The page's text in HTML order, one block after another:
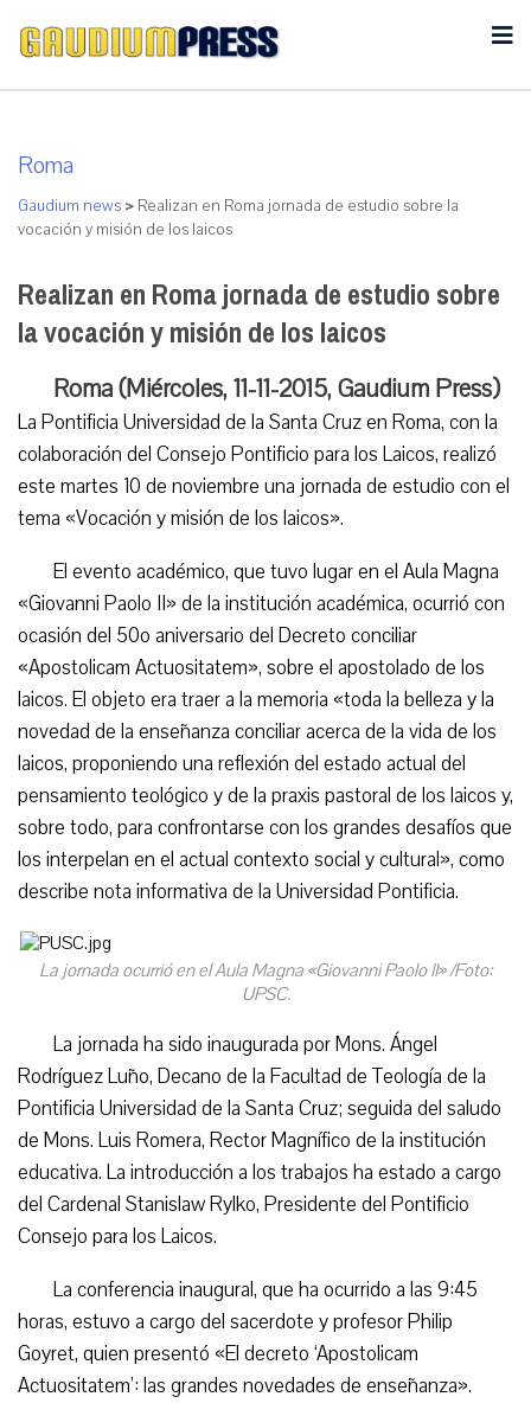
Roma
Gaudium news > Realizan en Roma jornada de estudio sobre la
vocación y misión de los laicos
Realizan en Roma jornada de estudio sobre
la vocación y misión de los laicos
Roma (Miércoles, 11-11-2015, Gaudium Press)
La Pontificia Universidad de la Santa Cruz en Roma, con la
colaboración del Consejo Pontificio para los Laicos, realizó
este martes 10 de noviembre una jornada de estudio con el
tema «Vocación y misión de los laicos».
El evento académico, que tuvo lugar en el Aula Magna
«Giovanni Paolo II» de la institución académica, ocurrió con
ocasión del 50o aniversario del Decreto conciliar
«Apostolicam Actuositatem», sobre el apostolado de los
laicos. El objeto era traer a la memoria «toda la belleza y la
novedad de la enseñanza conciliar acerca de la vida de los
laicos, proponiendo una reflexión del estado actual del
pensamiento teológico y de la praxis pastoral de los laicos y,
sobre todo, para confrontarse con los grandes desafíos que
los interpelan en el actual contexto social y cultural», como
describe nota informativa de la Universidad Pontificia.
La jornada ocurrió en el Aula Magna «Giovanni Paolo II» /Foto:
UPSC.
La jornada ha sido inaugurada por Mons. Ángel
Rodríguez Luño, Decano de la Facultad de Teología de la
Pontificia Universidad de la Santa Cruz; seguida del saludo
de Mons. Luis Romera, Rector Magnífico de la institución
educativa. La introducción a los trabajos ha estado a cargo
del Cardenal Stanislaw Rylko, Presidente del Pontificio
Consejo para los Laicos.
La conferencia inaugural, que ha ocurrido a las 9:45
horas, estuvo a cargo del sacerdote y profesor Philip
Goyret, quien presentó «El decreto ‘Apostolicam
Actuositatem’: las grandes novedades de enseñanza».